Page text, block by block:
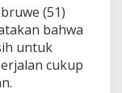
D
e
k
a
t
(51)
bahwa
untuk
cukup